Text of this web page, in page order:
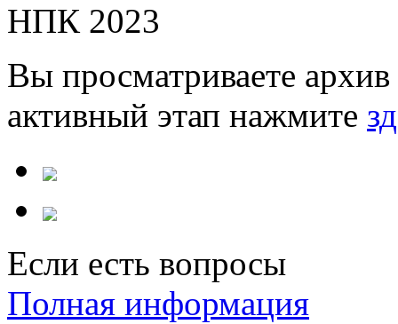
НПК 2023
Вы просматриваете
активный этап нажмите
Если есть вопросы
Полная информация